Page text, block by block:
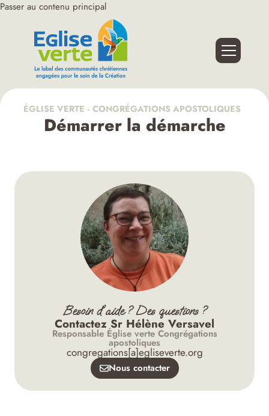
Passer au contenu principal
ÉGLISE VERTE ‑ CONGRÉGATIONS APOSTOLIQUES
Démarrer la démarche
Besoin d'aide ? Des questions ?
Contactez Sr Hélène Versavel
Responsable Église verte Congrégations
apostoliques
congregations[a]egliseverte.org
Nous contacter